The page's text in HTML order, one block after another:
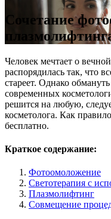
Сочетание
Человек мечтает о
распорядилась так, что
стареет. Однако
современных
решится на любую,
косметолога. Как
бесплатно.
Краткое содержание:
Фотоомоложение
Светотерапия с
Плазмолифтинг
Совмещение